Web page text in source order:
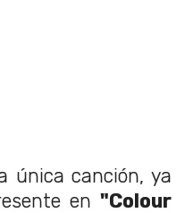
única canción, ya
en "Colour